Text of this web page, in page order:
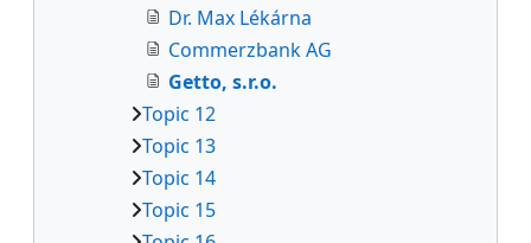
Dr. Max Lékárna
Commerzbank AG
Getto, s.r.o.
Topic 12
Topic 13
Topic 14
Topic 15